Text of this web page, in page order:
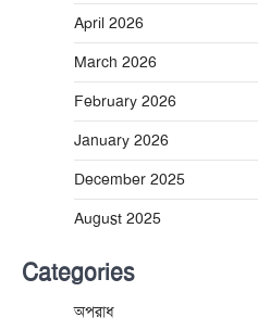
April 2026
March 2026
February 2026
January 2026
December 2025
August 2025
Categories
অপরাধ